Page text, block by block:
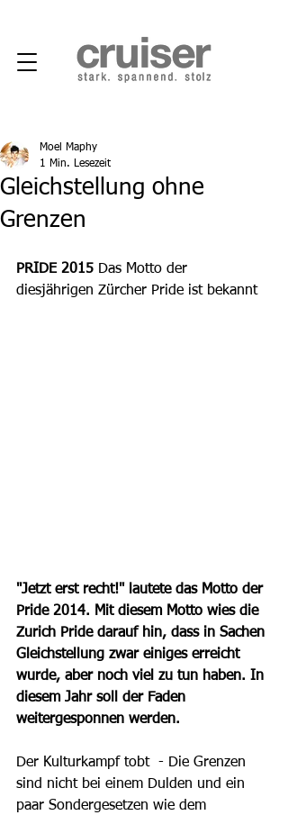
Gleichstellung ohne
Grenzen
Moel Maphy
1 Min. Lesezeit
PRIDE 2015 Das Motto der
diesjährigen Zürcher Pride ist bekannt
"Jetzt erst recht!" lautete das Motto der
Pride 2014. Mit diesem Motto wies die
Zurich Pride darauf hin, dass in Sachen
Gleichstellung zwar einiges erreicht
wurde, aber noch viel zu tun haben. In
diesem Jahr soll der Faden
weitergesponnen werden.
Der Kulturkampf tobt  - Die Grenzen
sind nicht bei einem Dulden und ein
paar Sondergesetzen wie dem